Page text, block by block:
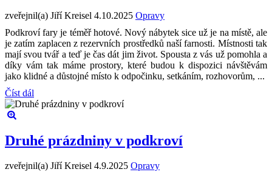
zveřejnil(a) Jiří Kreisel 4.10.2025 Opravy
Podkroví fary je téměř hotové. Nový nábytek sice už je na místě, ale
je zatím zaplacen z rezervních prostředků naší farnosti. Místnosti tak
mají svou tvář a teď je čas dát jim život. Spousta z vás už pomohla a
díky vám tak máme prostory, které budou k dispozici návštěvám
jako klidné a důstojné místo k odpočinku, setkáním, rozhovorům, ...
Číst dál
Druhé prázdniny v podkroví
zveřejnil(a) Jiří Kreisel 4.9.2025 Opravy